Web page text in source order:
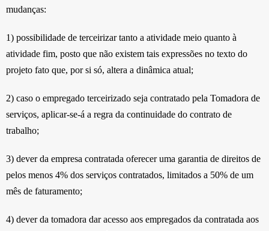
mudanças:
1) possibilidade de terceirizar tanto a atividade meio quanto à
atividade fim, posto que não existem tais expressões no texto do
projeto fato que, por si só, altera a dinâmica atual;
2) caso o empregado terceirizado seja contratado pela Tomadora de
serviços, aplicar-se-á a regra da continuidade do contrato de
trabalho;
3) dever da empresa contratada oferecer uma garantia de direitos de
pelos menos 4% dos serviços contratados, limitados a 50% de um
mês de faturamento;
4) dever da tomadora dar acesso aos empregados da contratada aos